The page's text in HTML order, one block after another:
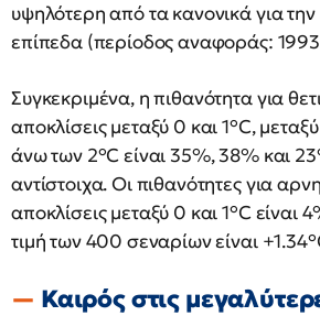
υψηλότερη από τα κανονικά για
επίπεδα (περίοδος αναφοράς:
Συγκεκριμένα, η πιθανότητα για
αποκλίσεις μεταξύ 0 και 1°C,
άνω των 2°C είναι 35%, 38% και
αντίστοιχα. Οι πιθανότητες για
αποκλίσεις μεταξύ 0 και 1°C είναι
τιμή των 400 σεναρίων είναι
Καιρός στις